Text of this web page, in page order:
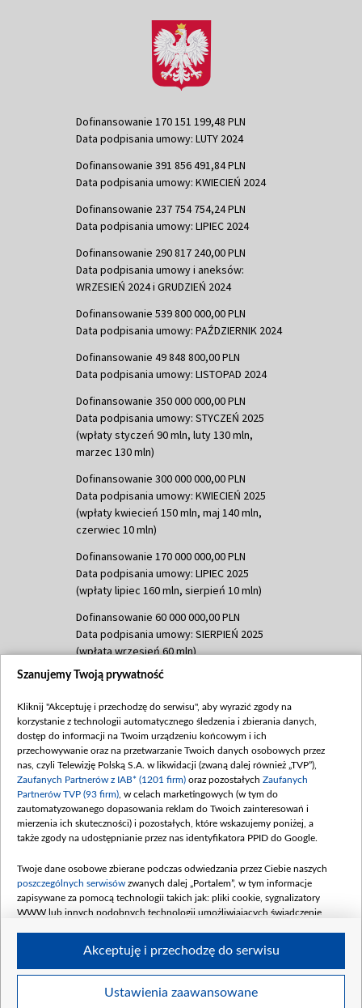
Dofinansowanie 170 151 199,48 PLN
Data podpisania umowy: LUTY 2024
Dofinansowanie 391 856 491,84 PLN
Data podpisania umowy: KWIECIEŃ 2024
Dofinansowanie 237 754 754,24 PLN
Data podpisania umowy: LIPIEC 2024
Dofinansowanie 290 817 240,00 PLN
Data podpisania umowy i aneksów:
WRZESIEŃ 2024 i GRUDZIEŃ 2024
Dofinansowanie 539 800 000,00 PLN
Data podpisania umowy: PAŹDZIERNIK 2024
Dofinansowanie 49 848 800,00 PLN
Data podpisania umowy: LISTOPAD 2024
Dofinansowanie 350 000 000,00 PLN
Data podpisania umowy: STYCZEŃ 2025
(wpłaty styczeń 90 mln, luty 130 mln,
marzec 130 mln)
Dofinansowanie 300 000 000,00 PLN
Data podpisania umowy: KWIECIEŃ 2025
(wpłaty kwiecień 150 mln, maj 140 mln,
czerwiec 10 mln)
Dofinansowanie 170 000 000,00 PLN
Data podpisania umowy: LIPIEC 2025
(wpłaty lipiec 160 mln, sierpień 10 mln)
Dofinansowanie 60 000 000,00 PLN
Data podpisania umowy: SIERPIEŃ 2025
(wpłata wrzesień 60 mln)
Dofinansowanie 635 783 051,21 PLN
(wpłata wrzesień 100 mln, październik 350
mln, listopad 265 mln)
Dofinansowanie 48 862 000,00 PLN
Data podpisania umowy: GRUDZIEŃ 2025
(wpłata grudzień 60,548 mln)
Dofinansowanie 900 000 000,00 PLN
Data podpisania umowy: LUTY 2026 (wpłata
kwiecień 180 mln, 7 maja 180 mln, 8
czerwca 90 mln)
Dofinansowanie 250 000 000,00 PLN
4 sierpnia 250 mln
Szanujemy Twoją prywatność
Kliknij "Akceptuję i przechodzę do serwisu", aby wyrazić zgody na
korzystanie z technologii automatycznego śledzenia i zbierania danych,
dostęp do informacji na Twoim urządzeniu końcowym i ich
przechowywanie oraz na przetwarzanie Twoich danych osobowych przez
nas, czyli Telewizję Polską S.A. w likwidacji (zwaną dalej również „TVP”),
Zaufanych Partnerów z IAB* (1201 firm) oraz pozostałych Zaufanych
Partnerów TVP (93 firm) , w celach marketingowych (w tym do
zautomatyzowanego dopasowania reklam do Twoich zainteresowań i
mierzenia ich skuteczności) i pozostałych, które wskazujemy poniżej, a
także zgody na udostępnianie przez nas identyfikatora PPID do Google.
Twoje dane osobowe zbierane podczas odwiedzania przez Ciebie naszych
poszczególnych serwisów zwanych dalej „Portalem”, w tym informacje
zapisywane za pomocą technologii takich jak: pliki cookie, sygnalizatory
WWW lub innych podobnych technologii umożliwiających świadczenie
Twoje dane osobowe zbierane podczas odwiedzania przez Ciebie
Ustawienia zaawansowane
Akceptuję i przechodzę do serwisu